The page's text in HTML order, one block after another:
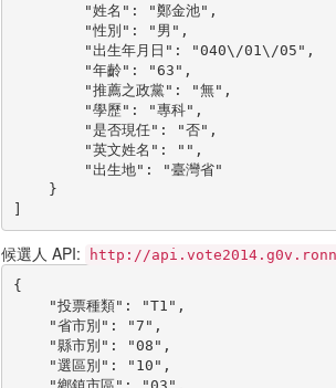
        "姓名": "鄭金池",
        "性別": "男",
        "出生年月日": "040\/01\/05",
        "年齡": "63",
        "推薦之政黨": "無",
        "學歷": "專科",
        "是否現任": "否",
        "英文姓名": "",
        "出生地": "臺灣省"
    }
]
候選人 API:
http://
{
    "投票種類": "T1",
    "省市別": "7",
    "縣市別": "08",
    "選區別": "10",
    "鄉鎮市區": "03",